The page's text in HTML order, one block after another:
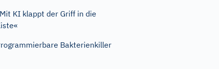
KI klappt der Griff in die
Bakterienkiller